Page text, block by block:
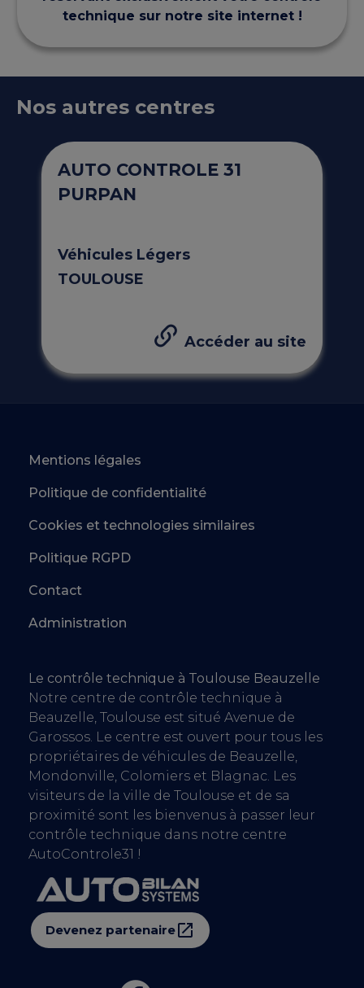
technique sur notre site internet !
Nos autres centres
AUTO CONTROLE 31
PURPAN
Véhicules Légers
TOULOUSE
Accéder au site
Mentions légales
Politique de confidentialité
Cookies et technologies similaires
Politique RGPD
Contact
Administration
Le contrôle technique à Toulouse Beauzelle
Notre centre de contrôle technique à
Beauzelle, Toulouse est situé Avenue de
Garossos. Le centre est ouvert pour tous les
propriétaires de véhicules de Beauzelle,
Mondonville, Colomiers et Blagnac. Les
visiteurs de la ville de Toulouse et de sa
proximité sont les bienvenus à passer leur
contrôle technique dans notre centre
AutoControle31 !
Devenez partenaire